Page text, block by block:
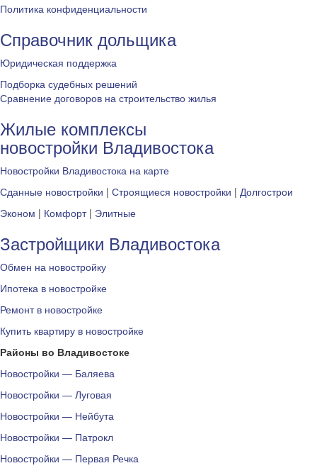
Политика конфиденциальности
Справочник дольщика
Юридическая поддержка
Подборка судебных решений
Сравнение договоров на строительство жилья
Жилые комплексы
новостройки Владивостока
Новостройки Владивостока на карте
Сданные новостройки | Строящиеся новостройки | Долгострои
Эконом | Комфорт| Элитные
Застройщики Владивостока
Обмен на новостройку
Ипотека в новостройке
Ремонт в новостройке
Купить квартиру в новостройке
Районы во Владивостоке
Новостройки — Баляева
Новостройки — Луговая
Новостройки — Нейбута
Новостройки — Патрокл
Новостройки — Первая Речка